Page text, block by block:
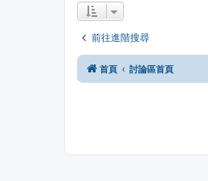
前往進階搜尋
首頁 討論區首頁